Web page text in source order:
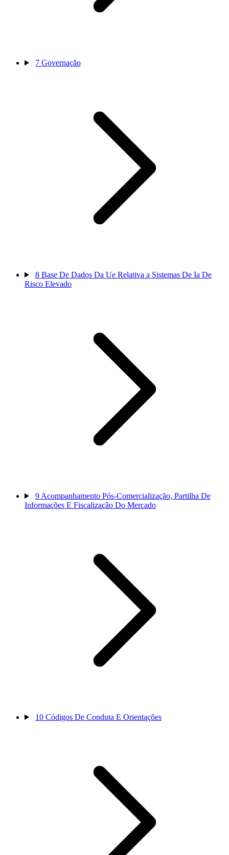
7 Governação
8 Base De Dados Da Ue Relativa a Sistemas De Ia De
Risco Elevado
9 Acompanhamento Pós-Comercialização, Partilha De
Informações E Fiscalização Do Mercado
10 Códigos De Conduta E Orientações